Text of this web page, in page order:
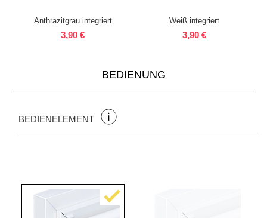
Anthrazitgrau integriert
3,90 €
Weiß integriert
3,90 €
BEDIENUNG
BEDIENELEMENT